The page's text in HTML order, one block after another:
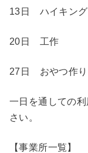
13日 ハイキング
20日 工作
27日 おやつ作り
一日を通しての
さい。
【事業所一覧】